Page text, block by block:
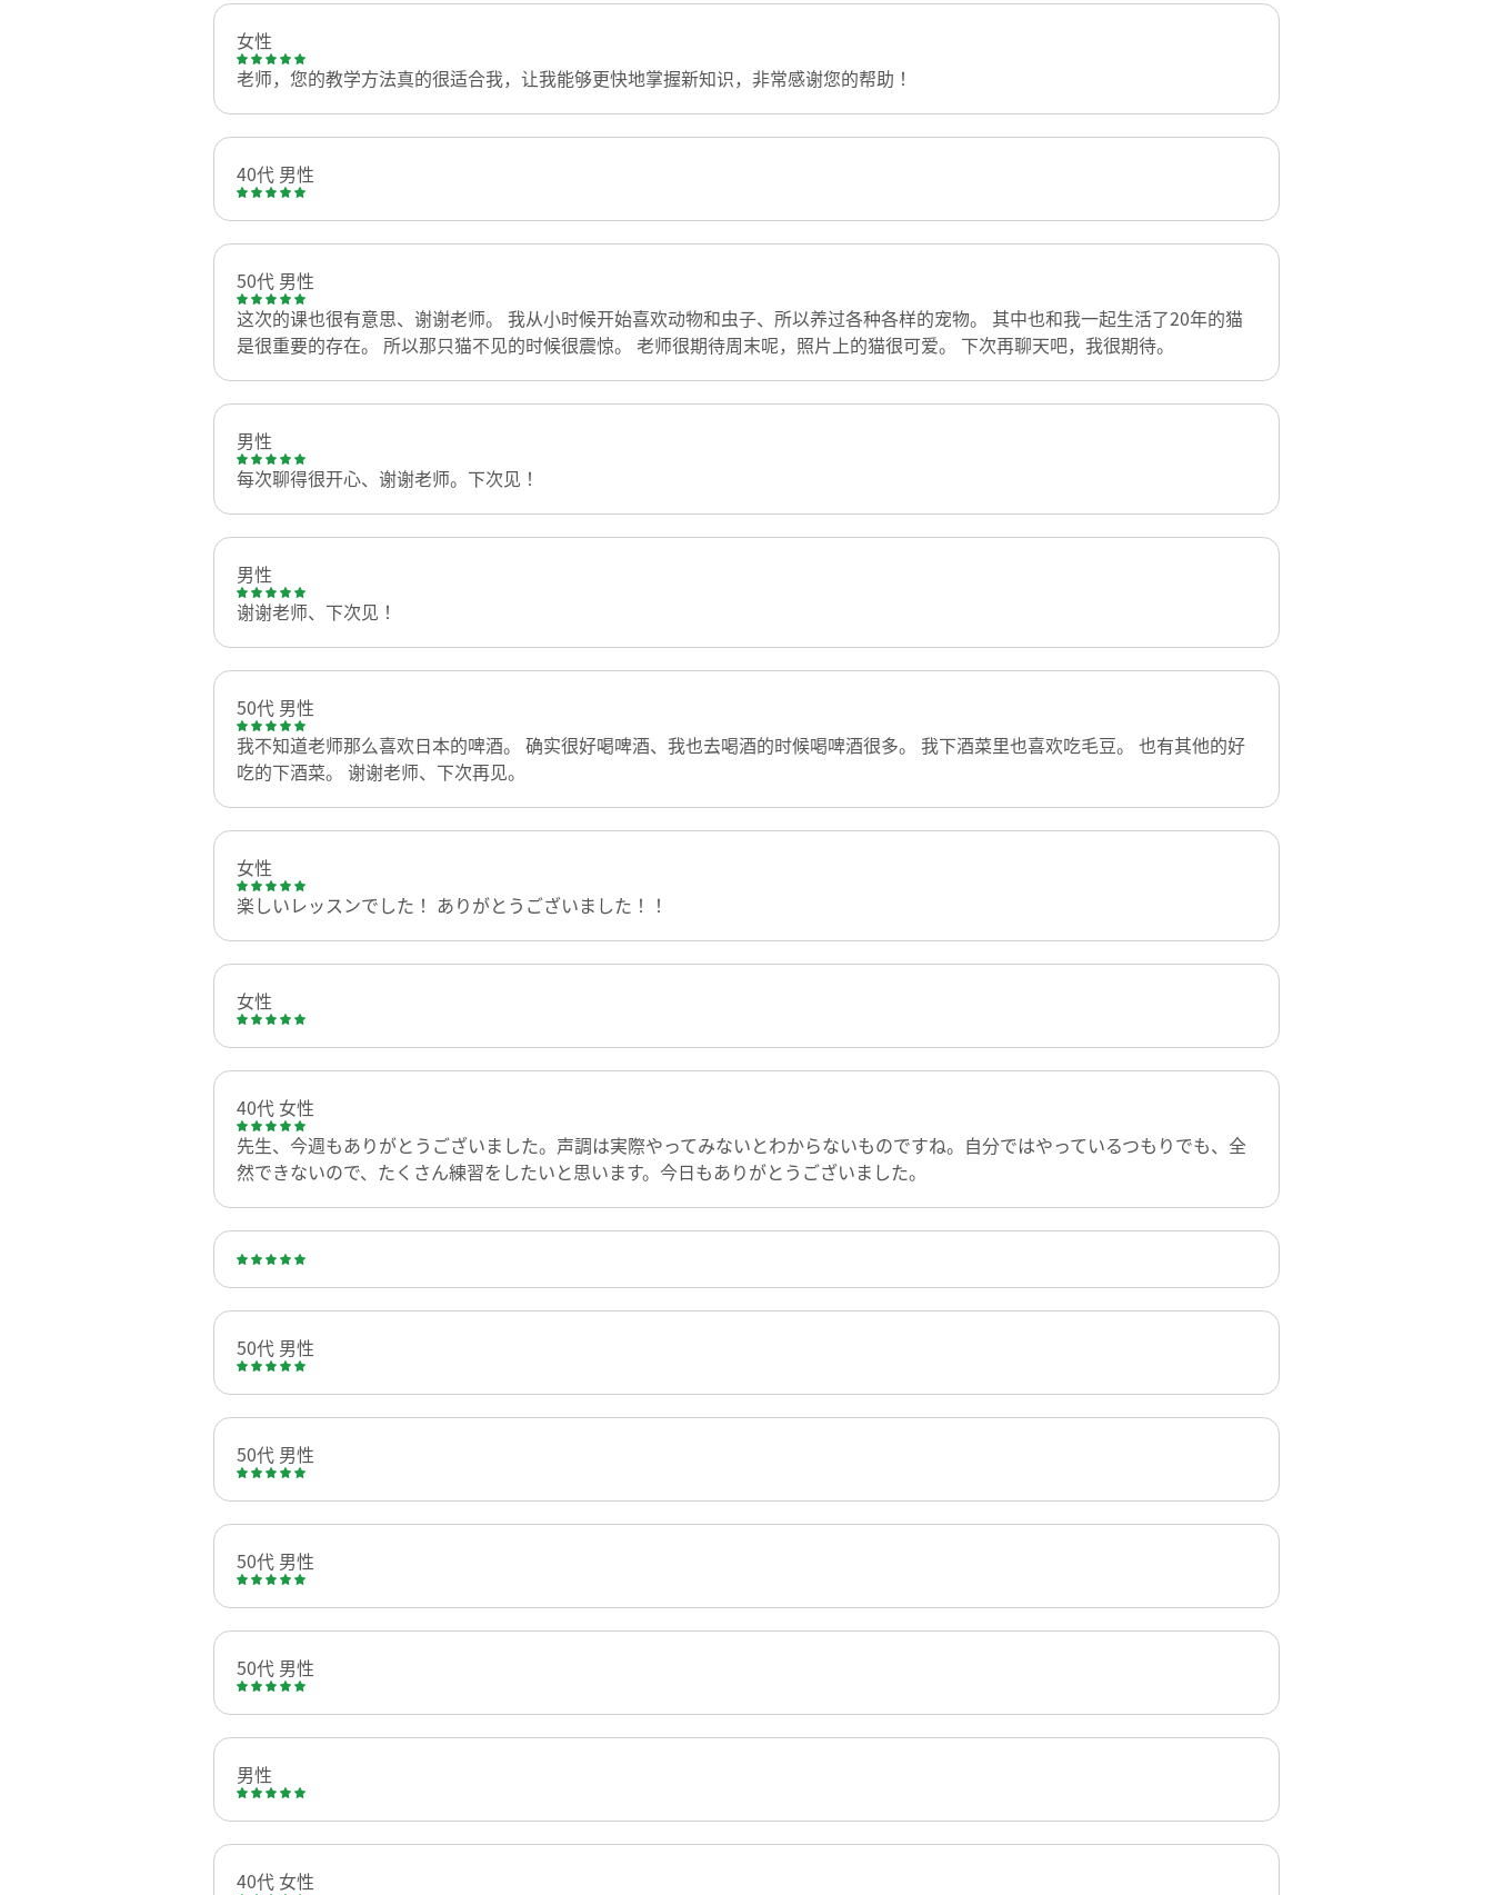
女性
老师，您的教学方法真的很适合我，让我能够更快地掌握新知识，非常感谢您的帮助！
40代 男性
50代 男性
这次的课也很有意思、谢谢老师。 我从小时候开始喜欢动物和虫子、所以养过各种各样的宠物。 其中也和我一起生活了20年的猫
是很重要的存在。 所以那只猫不见的时候很震惊。 老师很期待周末呢，照片上的猫很可爱。 下次再聊天吧，我很期待。
男性
每次聊得很开心、谢谢老师。下次见！
男性
谢谢老师、下次见！
50代 男性
我不知道老师那么喜欢日本的啤酒。 确实很好喝啤酒、我也去喝酒的时候喝啤酒很多。 我下酒菜里也喜欢吃毛豆。 也有其他的好
吃的下酒菜。 谢谢老师、下次再见。
女性
楽しいレッスンでした！ ありがとうございました！！
女性
40代 女性
先生、今週もありがとうございました。声調は実際やってみないとわからないものですね。自分ではやっているつもりでも、全
然できないので、たくさん練習をしたいと思います。今日もありがとうございました。
50代 男性
50代 男性
50代 男性
50代 男性
男性
40代 女性